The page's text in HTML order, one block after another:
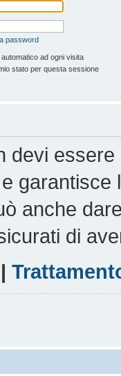
password
automatico ad ogni visita
stato per questa sessione
devi
garantisce
anche
di
|